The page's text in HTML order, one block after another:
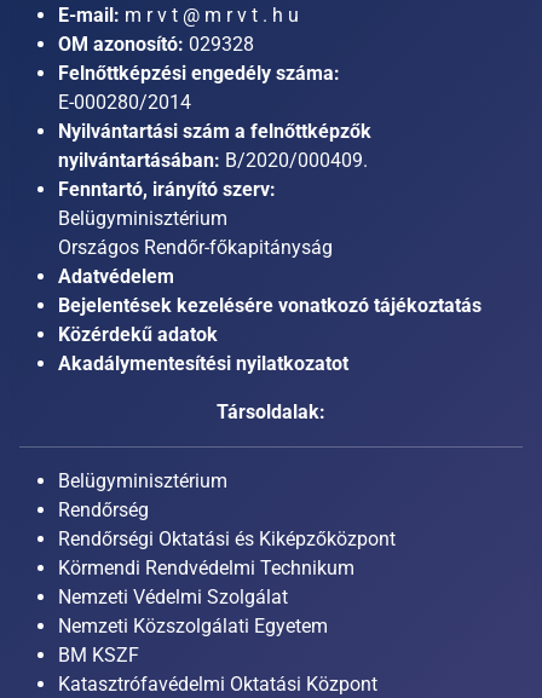
E-mail: m r v t @ m r v t . h u
OM azonosító: 029328
Felnőttképzési engedély száma:
E-000280/2014
Nyilvántartási szám a felnőttképzők
nyilvántartásában: B/2020/000409.
Fenntartó, irányító szerv:
Belügyminisztérium
Országos Rendőr-főkapitányság
Adatvédelem
Bejelentések kezelésére vonatkozó tájékoztatás
Közérdekű adatok
Akadálymentesítési nyilatkozatot
Társoldalak:
Belügyminisztérium
Rendőrség
Rendőrségi Oktatási és Kiképzőközpont
Körmendi Rendvédelmi Technikum
Nemzeti Védelmi Szolgálat
Nemzeti Közszolgálati Egyetem
BM KSZF
Katasztrófavédelmi Oktatási Központ